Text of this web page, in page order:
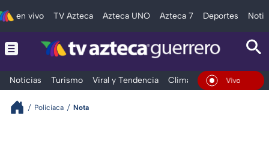
en vivo TV Azteca Azteca UNO Azteca 7 Deportes
Noticias Turismo Viral y Tendencia Clima Deportes
En Vivo
Policiaca Nota